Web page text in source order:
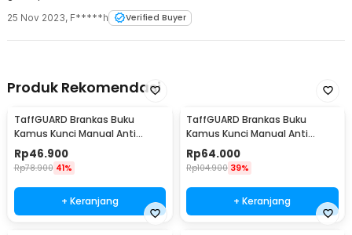
25 Nov 2023, F*****h Verified Buyer
Produk Rekomendasi
TaffGUARD Brankas Buku
Kamus Kunci Manual Anti
Maling Hidden Safe Box Kecil -
KB-10L
Rp46.900
Rp78.900 41%
+ Keranjang
TaffGUARD Brankas Buku
Kamus Kunci Manual Anti
Maling Hidden Safe Box Sedang
- KB-10L
Rp64.000
Rp104.900 39%
+ Keranjang